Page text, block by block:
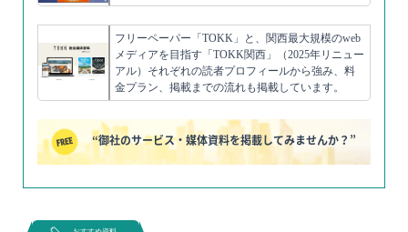
フリーペーパー「TOKK」と、関西最大規模のweb
メディアを目指す「TOKK関西」（2025年リニュー
アル）それぞれの読者プロフィールから強み、料
金プラン、掲載までの流れも掲載しています。
“御社のサービス・媒体資料を掲載してみませんか？”